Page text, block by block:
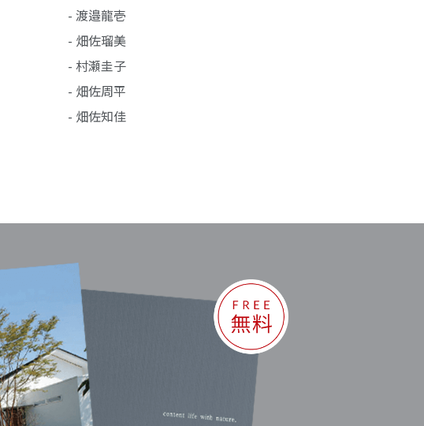
- 渡邉龍壱
- 畑佐瑠美
- 村瀬圭子
- 畑佐周平
- 畑佐知佳